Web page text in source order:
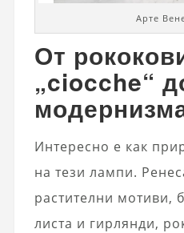
Арте
От
„ciocche“
Интересно е как
на тези лампи.
растителни мотиви,
листа и гирлянди,